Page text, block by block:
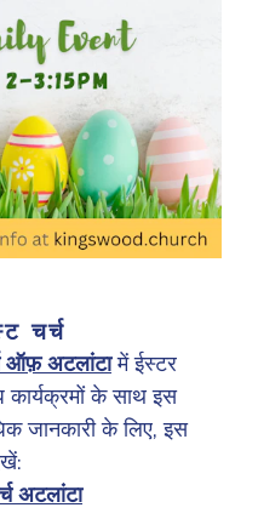
चर्च
ऑफ़ अटलांटामें ईस्टर
के साथ इस
जानकारी के लिए, इस
अटलांटा